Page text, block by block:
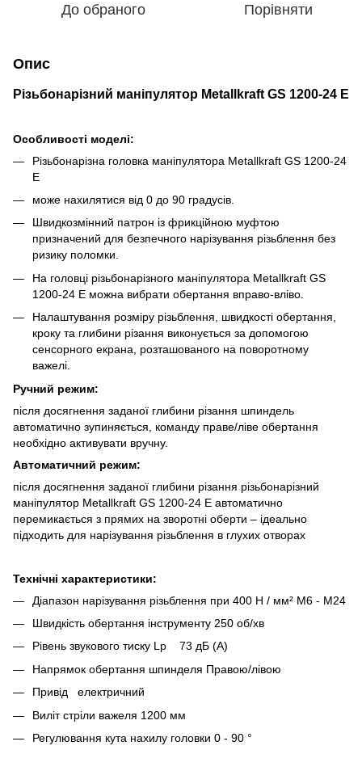
До обраного Порівняти
Опис
Різьбонарізний маніпулятор Metallkraft GS 1200-24 E
Особливості моделі:
Різьбонарізна головка маніпулятора Metallkraft GS 1200-24
E
може нахилятися від 0 до 90 градусів.
Швидкозмінний патрон із фрикційною муфтою
призначений для безпечного нарізування різьблення без
ризику поломки.
На головці різьбонарізного маніпулятора Metallkraft GS
1200-24 E можна вибрати обертання вправо-вліво.
Налаштування розміру різьблення, швидкості обертання,
кроку та глибини різання виконується за допомогою
сенсорного екрана, розташованого на поворотному
важелі.
Ручний режим:
після досягнення заданої глибини різання шпиндель
автоматично зупиняється, команду праве/ліве обертання
необхідно активувати вручну.
Автоматичний режим:
після досягнення заданої глибини різання різьбонарізний
маніпулятор Metallkraft GS 1200-24 E автоматично
перемикається з прямих на зворотні оберти – ідеально
підходить для нарізування різьблення в глухих отворах
Технічні характеристики:
Діапазон нарізування різьблення при 400 Н / мм² M6 - M24
Швидкість обертання інструменту 250 об/хв
Рівень звукового тиску Lp 73 дБ (A)
Напрямок обертання шпинделя Правою/лівою
Привід електричний
Виліт стріли важеля 1200 мм
Регулювання кута нахилу головки 0 - 90 °